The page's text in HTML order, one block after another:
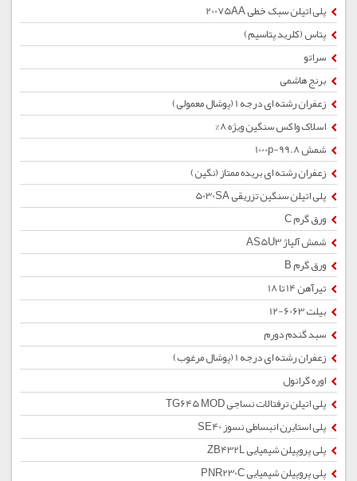
پلی اتیلن سبک خطی 20075AA
پتاس (کلرید پتاسیم)
سراتو
برنج هاشمی
زعفران رشته ای درجه 1 (پوشال معمولی)
اسلاک واکس سنگین ویژه 8%
شمش 1000p-99.8
زعفران رشته ای بریده ممتاز (نگین)
پلی اتیلن سنگین تزریقی 5030SA
ورق گرم C
شمش آلیاژ AS5U3
ورق گرم B
تیرآهن 14 تا 18
بیلت 6063-12
سبد گندم دورم
زعفران رشته ای درجه 1 (پوشال مرغوب)
اوره گرانول
پلی اتیلن ترفتالات نساجی TG645 MOD
پلی استایرن انبساطی نسوز SE40
پلی پروپیلن شیمیایی ZB432L
پلی پروپیلن شیمیایی PNR230C